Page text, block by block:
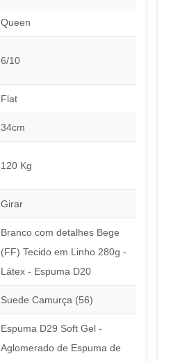
Queen
6/10
Flat
34cm
120 Kg
Girar
Branco com detalhes Bege
(FF) Tecido em Linho 280g -
Látex - Espuma D20
Suede Camurça (56)
Espuma D29 Soft Gel -
Aglomerado de Espuma de